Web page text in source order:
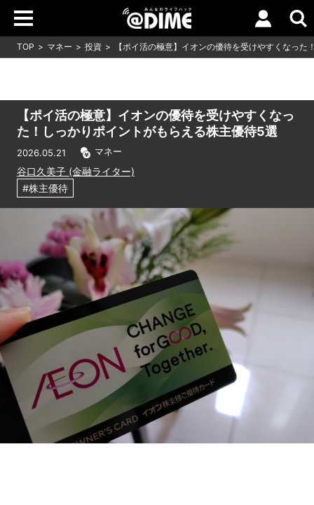
TOP マネー 投資 【ポイ活の極意】イオンの優待を受けやすくなっ
【ポイ活の極意】イオンの優待を受けやすくなっ
た！しっかりポイントがもらえる株主優待5選
2026.05.21 マネー
谷口久美子 (金融ライター)
#株主優待